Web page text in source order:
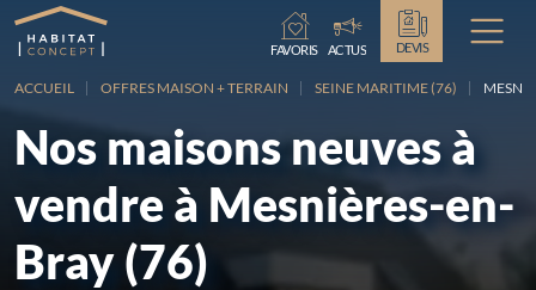
Chargement...
FAVORIS ACTUS DEVIS
ACCUEIL OFFRES MAISON + TERRAIN SEINE MARITIME (76)
Nos maisons neuves à
vendre à Mesnières-en-
Bray (76)